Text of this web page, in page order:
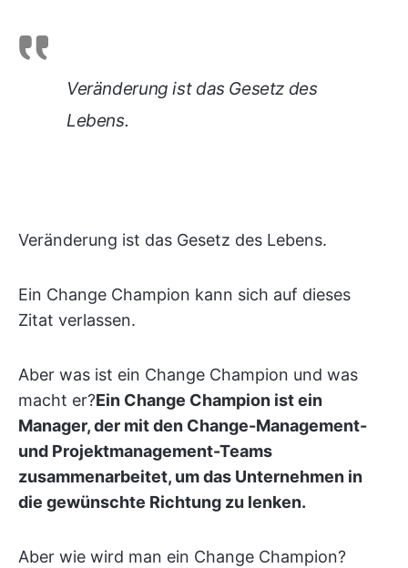
Veränderung ist das Gesetz des
Lebens.
Veränderung ist das Gesetz des Lebens.
Ein Change Champion kann sich auf dieses
Zitat verlassen.
Aber was ist ein Change Champion und was
macht er?Ein Change Champion ist ein
Manager, der mit den Change-Management-
und Projektmanagement-Teams
zusammenarbeitet, um das Unternehmen in
die gewünschte Richtung zu lenken.
Aber wie wird man ein Change Champion?